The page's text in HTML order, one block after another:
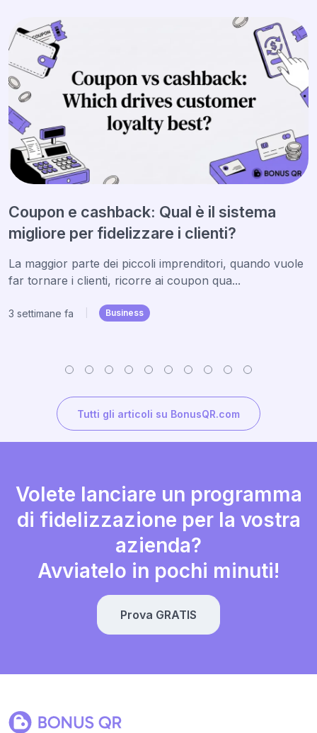
Coupon e cashback: Qual è il sistema
migliore per fidelizzare i clienti?
La maggior parte dei piccoli imprenditori, quando vuole
far tornare i clienti, ricorre ai coupon qua...
3 settimane fa Business
Tutti gli articoli su BonusQR.com
Volete lanciare un programma
di fidelizzazione per la vostra
azienda?
Avviatelo in pochi minuti!
Prova GRATIS